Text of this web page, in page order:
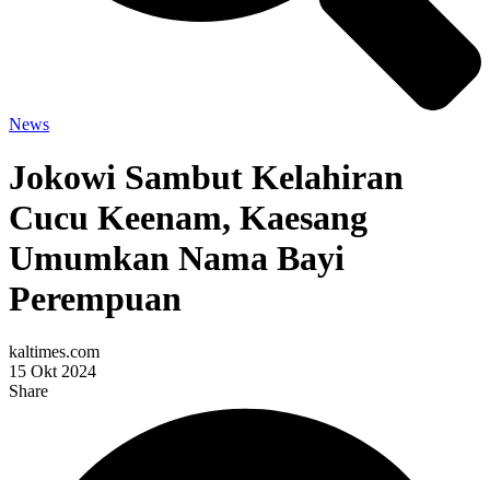
News
Jokowi Sambut Kelahiran
Cucu Keenam, Kaesang
Umumkan Nama Bayi
Perempuan
kaltimes.com
15 Okt 2024
Share